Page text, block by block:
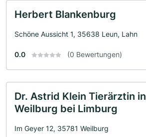
Herbert Blankenburg
Schöne Aussicht 1, 35638 Leun, Lahn
0.0 (0 Bewertungen)
Dr. Astrid Klein Tierärztin in
Weilburg bei Limburg
Im Geyer 12, 35781 Weilburg